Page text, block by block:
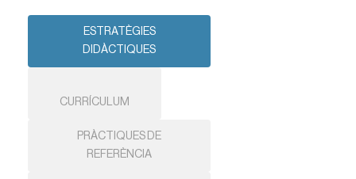
ESTRATÈGIES
DIDÀCTIQUES
CURRÍCULUM
PRÀCTIQUES DE
REFERÈNCIA